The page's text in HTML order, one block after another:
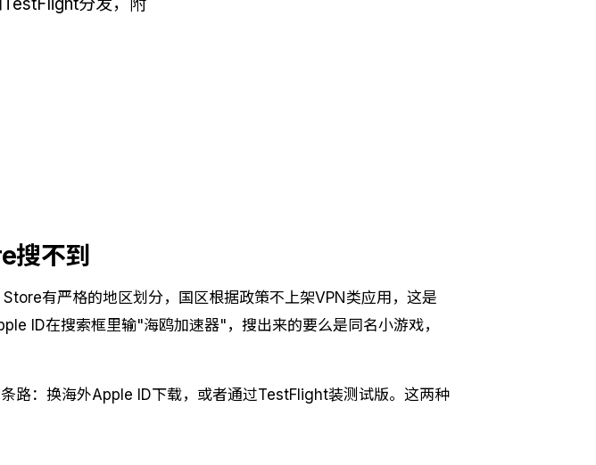
搜不到
有严格的地区划分，国区根据政策不上架VPN类应用，这是
ID在搜索框里输"海鸥加速器"，搜出来的要么是同名小游戏，
路：换海外Apple ID下载，或者通过TestFlight装测试版。这两种